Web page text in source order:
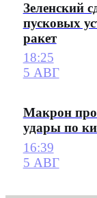
Зеленский
пусковых
ракет
18:25
5 АВГ
Макрон
удары по
16:39
5 АВГ